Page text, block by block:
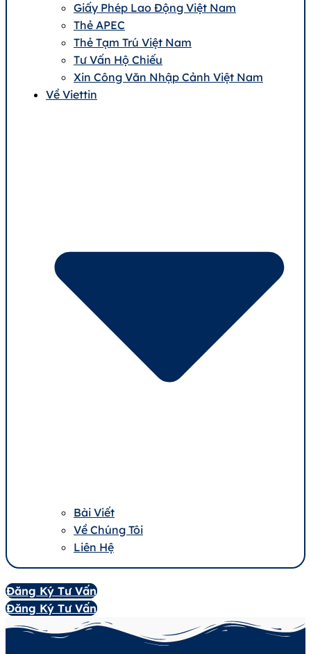
Giấy Phép Lao Động Việt Nam
Thẻ APEC
Thẻ Tạm Trú Việt Nam
Tư Vấn Hộ Chiếu
Xin Công Văn Nhập Cảnh Việt Nam
Về Viettin
Bài Viết
Về Chúng Tôi
Liên Hệ
Đăng Ký Tư Vấn
Đăng Ký Tư Vấn